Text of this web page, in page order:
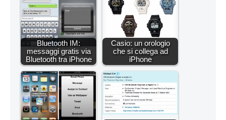
Bluetooth IM:
messaggi gratis via
Bluetooth tra iPhone
Casio: un orologio
che si collega ad
iPhone